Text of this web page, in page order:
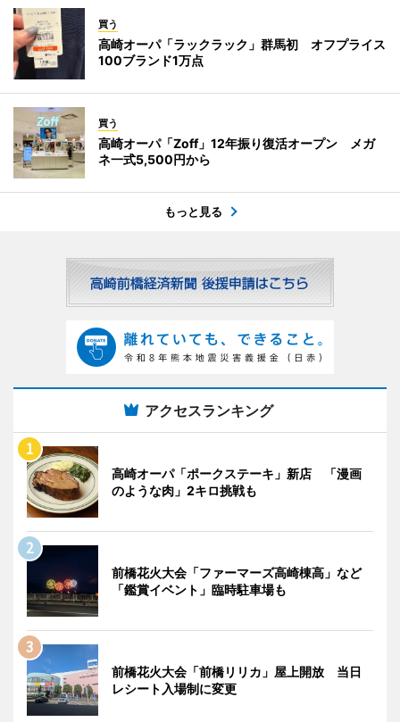
買う
高崎オーパ「ラックラック」群馬初 オフプライス
100ブランド1万点
買う
高崎オーパ「Zoff」12年振り復活オープン メガ
ネ一式5,500円から
もっと見る
アクセスランキング
高崎オーパ「ポークステーキ」新店 「漫画
のような肉」2キロ挑戦も
前橋花火大会「ファーマーズ高崎棟高」など
「鑑賞イベント」臨時駐車場も
前橋花火大会「前橋リリカ」屋上開放 当日
レシート入場制に変更